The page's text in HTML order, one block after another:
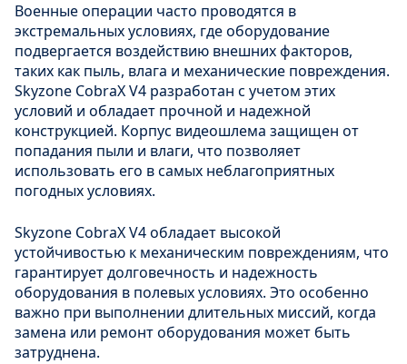
Военные операции часто проводятся в
экстремальных условиях, где оборудование
подвергается воздействию внешних факторов,
таких как пыль, влага и механические повреждения.
Skyzone CobraX V4 разработан с учетом этих
условий и обладает прочной и надежной
конструкцией. Корпус видеошлема защищен от
попадания пыли и влаги, что позволяет
использовать его в самых неблагоприятных
погодных условиях.
Skyzone CobraX V4 обладает высокой
устойчивостью к механическим повреждениям, что
гарантирует долговечность и надежность
оборудования в полевых условиях. Это особенно
важно при выполнении длительных миссий, когда
замена или ремонт оборудования может быть
затруднена.